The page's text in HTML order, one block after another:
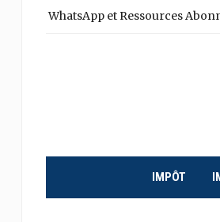
WhatsApp et Ressources
IMPÔT